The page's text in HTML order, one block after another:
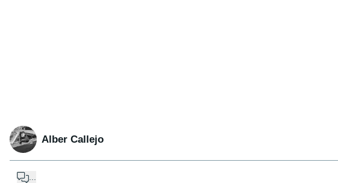
Alber Callejo
...